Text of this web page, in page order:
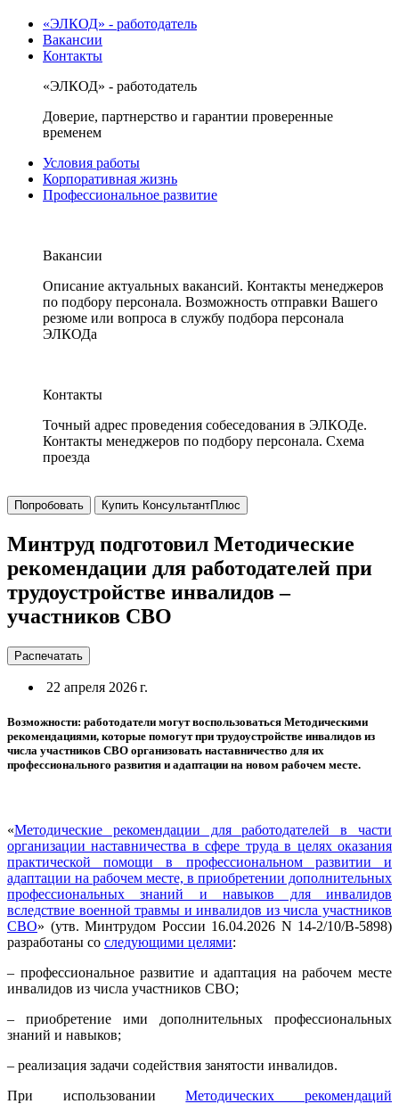
«ЭЛКОД» - работодатель
Вакансии
Контакты
«ЭЛКОД» - работодатель
Доверие, партнерство и гарантии проверенные
временем
Условия работы
Корпоративная жизнь
Профессиональное развитие
Вакансии
Описание актуальных вакансий. Контакты менеджеров
по подбору персонала. Возможность отправки Вашего
резюме или вопроса в службу подбора персонала
ЭЛКОДа
Контакты
Точный адрес проведения собеседования в ЭЛКОДе.
Контакты менеджеров по подбору персонала. Схема
проезда
Попробовать Купить КонсультантПлюс
Минтруд подготовил Методические
рекомендации для работодателей при
трудоустройстве инвалидов –
участников СВО
Распечатать
22 апреля 2026 г.
Возможности: работодатели могут воспользоваться Методическими
рекомендациями, которые помогут при трудоустройстве инвалидов из
числа участников СВО организовать наставничество для их
профессионального развития и адаптации на новом рабочем месте.
«Методические рекомендации для работодателей в части
организации наставничества в сфере труда в целях оказания
практической помощи в профессиональном развитии и
адаптации на рабочем месте, в приобретении дополнительных
профессиональных знаний и навыков для инвалидов
вследствие военной травмы и инвалидов из числа участников
СВО» (утв. Минтрудом России 16.04.2026 N 14-2/10/В-5898)
разработаны со следующими целями:
– профессиональное развитие и адаптация на рабочем месте
инвалидов из числа участников СВО;
– приобретение ими дополнительных профессиональных
знаний и навыков;
– реализация задачи содействия занятости инвалидов.
При использованииМетодических рекомендаций